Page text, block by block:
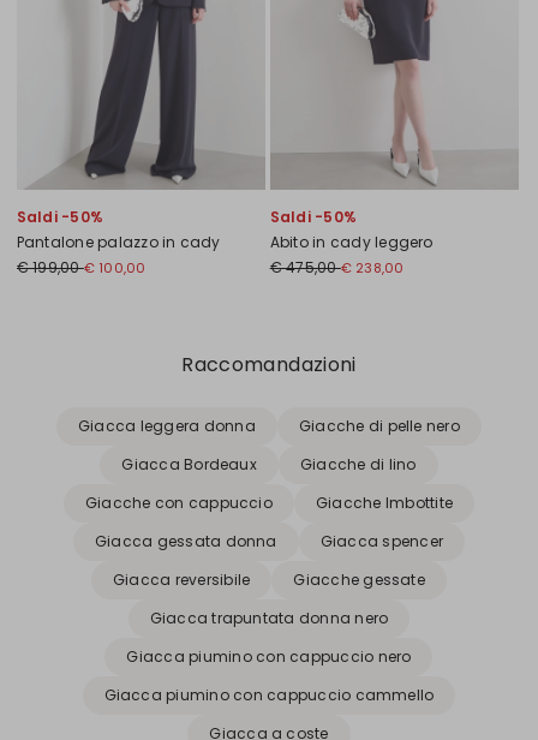
Saldi -50%
Pantalone palazzo in cady
€ 199,00€ 100,00
Saldi -50%
Abito in cady leggero
€ 475,00€ 238,00
Raccomandazioni
Giacca leggera donna
Giacche di pelle nero
Giacca Bordeaux
Giacche di lino
Giacche con cappuccio
Giacche Imbottite
Giacca gessata donna
Giacca spencer
Giacca reversibile
Giacche gessate
Giacca trapuntata donna nero
Giacca piumino con cappuccio nero
Giacca piumino con cappuccio cammello
Giacca a coste